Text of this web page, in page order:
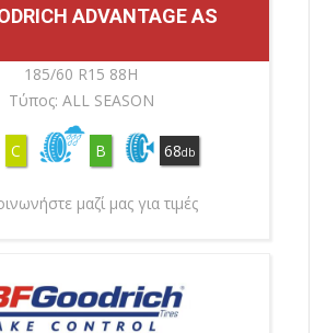
ADVANTAGE AS
185/60 R15 88H
Τύπος: ALL SEASON
C B 68db
μαζί μας για τιμές